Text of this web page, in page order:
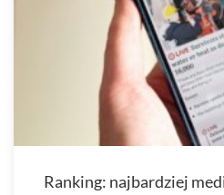
Ranking: najbardziej